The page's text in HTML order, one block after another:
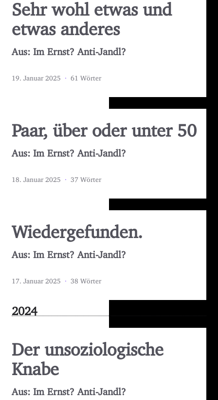
Sehr wohl etwas und
etwas anderes
Aus: Im Ernst? Anti-Jandl?
19. Januar 2025 · 61 Wörter
Paar, über oder unter 50
Aus: Im Ernst? Anti-Jandl?
18. Januar 2025 · 37 Wörter
Wiedergefunden.
Aus: Im Ernst? Anti-Jandl?
17. Januar 2025 · 38 Wörter
2024
Der unsoziologische
Knabe
Aus: Im Ernst? Anti-Jandl?